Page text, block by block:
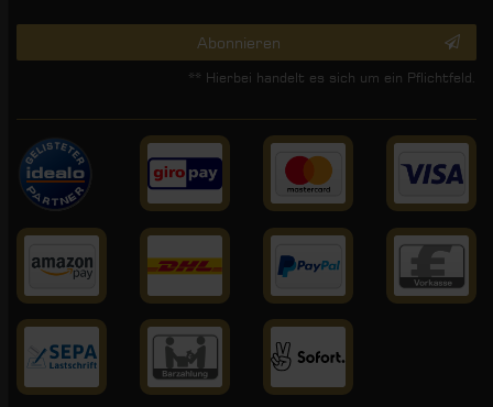
Abonnieren
** Hierbei handelt es sich um ein Pflichtfeld.